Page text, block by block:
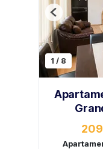
1 / 8
Previous